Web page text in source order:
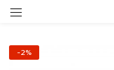
-2%